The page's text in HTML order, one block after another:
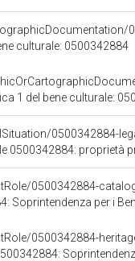
culturale: 0500342884
1 del bene culturale:
0500342884-
0500342884: proprietà
0500342884-
Soprintendenza per i
0500342884-